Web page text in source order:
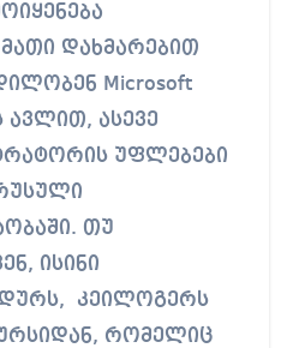
დახმარებით
Microsoft
ავლით, ასევე
უფლებები
თუ
ისინი
კეილოგერს
რომელიც